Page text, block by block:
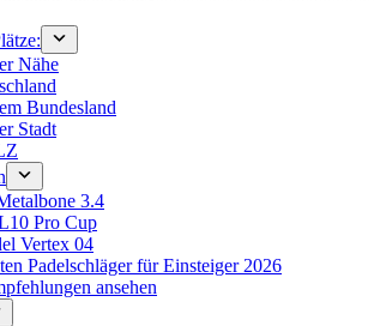
Nähe
Bundesland
Stadt
3.4
Pro Cup
Vertex 04
Padelschläger für Einsteiger 2026
ansehen